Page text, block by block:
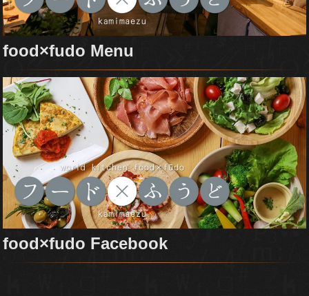
food×fudo Menu
food×fudo Facebook